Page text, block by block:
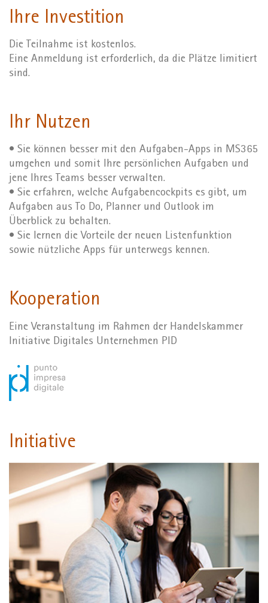
Ihre Investition
Die Teilnahme ist kostenlos.
Eine Anmeldung ist erforderlich, da die Plätze limitiert
sind.
Ihr Nutzen
• Sie können besser mit den Aufgaben-Apps in MS365
umgehen und somit Ihre persönlichen Aufgaben und
jene Ihres Teams besser verwalten.
• Sie erfahren, welche Aufgabencockpits es gibt, um
Aufgaben aus To Do, Planner und Outlook im
Überblick zu behalten.
• Sie lernen die Vorteile der neuen Listenfunktion
sowie nützliche Apps für unterwegs kennen.
Kooperation
Eine Veranstaltung im Rahmen der Handelskammer
Initiative Digitales Unternehmen PID
Initiative